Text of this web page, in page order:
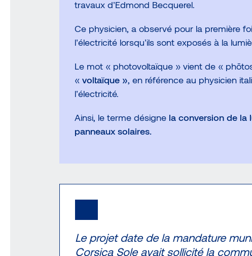
travaux d’Edmond Becquerel.
Ce physicien, a observé pour la première
l’électricité lorsqu’ils sont exposés à la
Le mot « photovoltaïque » vient de «
« voltaïque », en référence au physicien
l’électricité.
Ainsi, le terme désigne la conversion de la
panneaux solaires.
Le projet date de la mandature
Corsica Sole avait sollicité la